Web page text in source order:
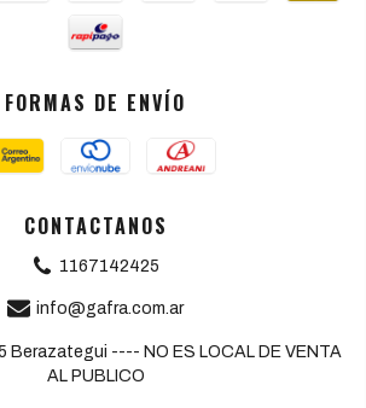
FORMAS DE ENVÍO
CONTACTANOS
1167142425
info@gafra.com.ar
Berazategui ---- NO ES LOCAL DE VENTA
AL PUBLICO